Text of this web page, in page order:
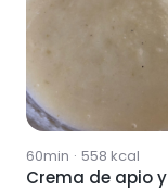
60min · 558 kcal
Crema de apio y